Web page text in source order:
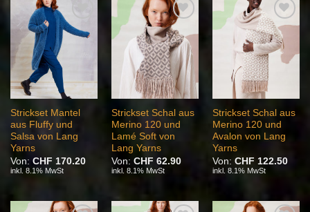
Auf die
Wunschliste
Strickset Mantel
aus Fluffy und
Salsa von Lang
Yarns
Von: CHF 170.20
inkl. 8.1% MwSt
Auf die
Wunschliste
Strickset Schal aus
Merino 120 und
Lamé Soft von
Lang Yarns
Von: CHF 62.90
inkl. 8.1% MwSt
Auf die
Wunschliste
Strickset Schal aus
Merino 120 und
Avalon von Lang
Yarns
Von: CHF 122.50
inkl. 8.1% MwSt